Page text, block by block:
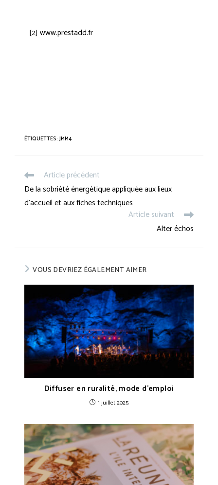
[2] www.prestadd.fr
ÉTIQUETTES: JMM4
Article précédent
De la sobriété énergétique appliquée aux lieux
d’accueil et aux fiches techniques
Article suivant
Alter échos
VOUS DEVRIEZ ÉGALEMENT AIMER
Diffuser en ruralité, mode d’emploi
1 juillet 2025